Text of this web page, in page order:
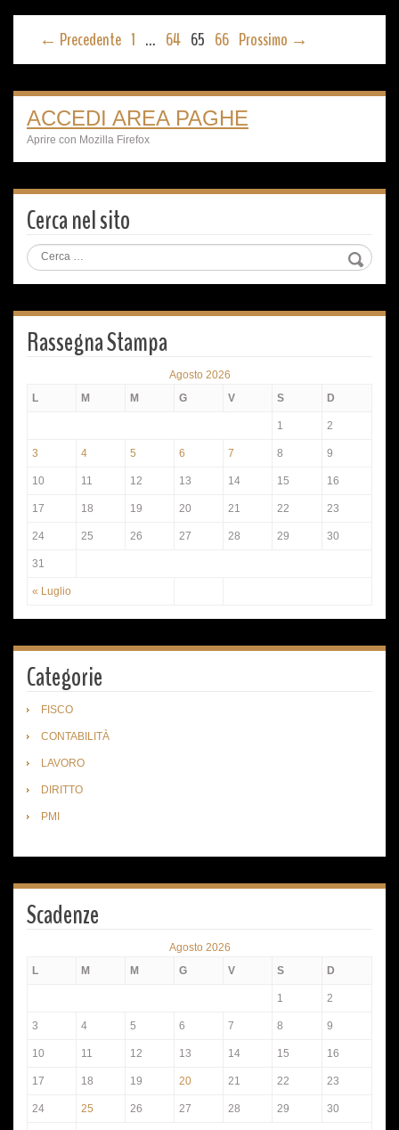
← Precedente 1 … 64 65 66 Prossimo →
ACCEDI AREA PAGHE
Aprire con Mozilla Firefox
Cerca nel sito
Rassegna Stampa
Agosto 2026
L
M M G V S D
« Luglio
1 2
3 4 5 6 7 8 9
10 11 12 13 14 15 16
17 18 19 20 21 22 23
24 25 26 27 28 29 30
31
Categorie
FISCO
CONTABILITÀ
LAVORO
DIRITTO
PMI
Scadenze
Agosto 2026
L
M M G V S D
1 2
3 4 5 6 7 8 9
10 11 12 13 14 15 16
17 18 19 20 21 22 23
24 25 26 27 28 29 30